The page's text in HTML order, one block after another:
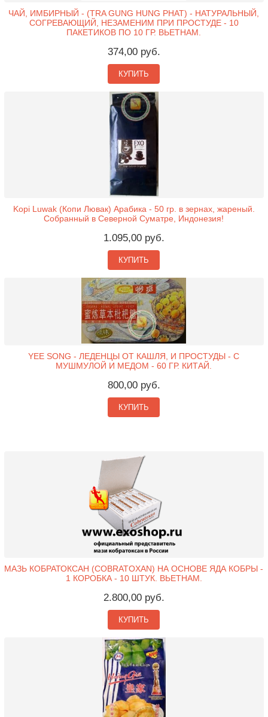
ЧАЙ, ИМБИРНЫЙ - (TRA GUNG HUNG PHAT) - НАТУРАЛЬНЫЙ,
СОГРЕВАЮЩИЙ, НЕЗАМЕНИМ ПРИ ПРОСТУДЕ - 10
ПАКЕТИКОВ ПО 10 ГР. ВЬЕТНАМ.
374,00 руб.
КУПИТЬ
Kopi Luwak (Копи Лювак) Арабика - 50 гр. в зернах, жареный.
Собранный в Северной Суматре, Индонезия!
1.095,00 руб.
КУПИТЬ
YEE SONG - ЛЕДЕНЦЫ ОТ КАШЛЯ, И ПРОСТУДЫ - С
МУШМУЛОЙ И МЕДОМ - 60 ГР. КИТАЙ.
800,00 руб.
КУПИТЬ
МАЗЬ КОБРАТОКСАН (COBRATOXAN) НА ОСНОВЕ ЯДА КОБРЫ -
1 КОРОБКА - 10 ШТУК. ВЬЕТНАМ.
2.800,00 руб.
КУПИТЬ